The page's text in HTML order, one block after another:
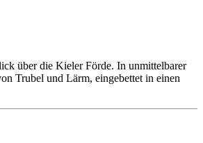
über die Kieler Förde. In unmittelbarer
Trubel und Lärm, eingebettet in einen